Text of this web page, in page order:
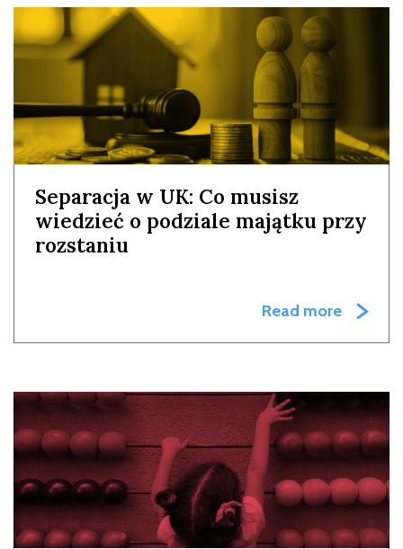
Separacja w UK: Co musisz
wiedzieć o podziale majątku przy
rozstaniu
Read more